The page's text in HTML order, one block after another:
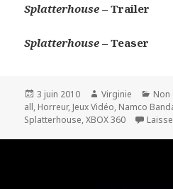
Splatterhouse – Trailer
Splatterhouse – Teaser
Publié
le
3 juin 2010 Auteur
Virginie Non
all, Horreur, Jeux Vidéo, Namco
Splatterhouse,XBOX 360